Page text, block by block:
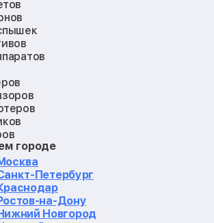
плат
городе
Петербург
на-Дону
Новгород